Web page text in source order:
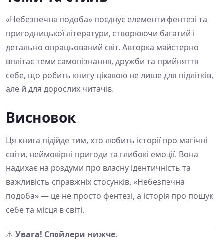
«Небезпечна подоба» поєднує елементи фентезі та
пригодницької літератури, створюючи багатий і
детально опрацьований світ. Авторка майстерно
вплітає теми самопізнання, дружби та прийняття
себе, що робить книгу цікавою не лише для підлітків,
але й для дорослих читачів.
Висновок
Ця книга підійде тим, хто любить історії про магічні
світи, неймовірні пригоди та глибокі емоції. Вона
надихає на роздуми про власну ідентичність та
важливість справжніх стосунків. «Небезпечна
подоба» — це не просто фентезі, а історія про пошук
себе та місця в світі.
⚠️ Увага! Спойлери нижче.